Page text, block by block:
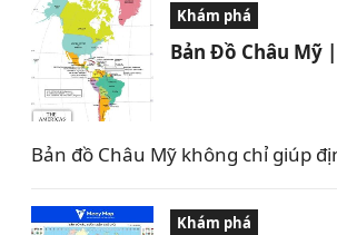
Khám phá
Bản Đồ Châu Mỹ
Bản đồ Châu Mỹ không chỉ giúp
Khám phá